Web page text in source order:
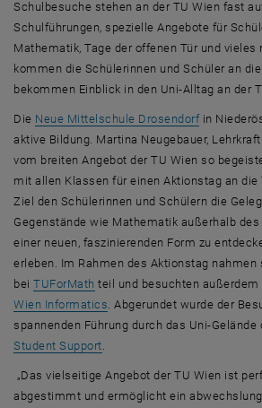
Schulbesuche stehen an der TU Wien fast
Schulführungen, spezielle Angebote für
Mathematik, Tage der offenen Tür und
kommen die Schülerinnen und Schüler an
bekommen Einblick in den Uni-Alltag an der
Die Neue Mittelschule Drosendorf, öffnet
in
aktive Bildung. Martina Neugebauer,
vom breiten Angebot der TU Wien so
mit allen Klassen für einen Aktionstag an
Ziel den Schülerinnen und Schülern die
Gegenstände wie Mathematik außerhalb
einer neuen, faszinierenden Form zu
erleben. Im Rahmen des Aktionstag nahmen
beiTUForMath teil und besuchten
Wien Informatics , öffnet eine externe URL in
. Abgerundet wurde der
spannenden Führung durch das Uni-
Student Support
„Das vielseitige Angebot der TU Wien ist
abgestimmt und ermöglicht ein